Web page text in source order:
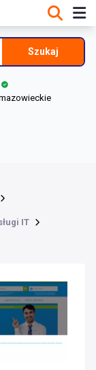
Szukaj
IT